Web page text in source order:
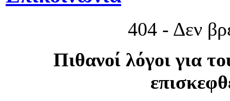
404 - Δεν
Πιθανοί λόγοι για